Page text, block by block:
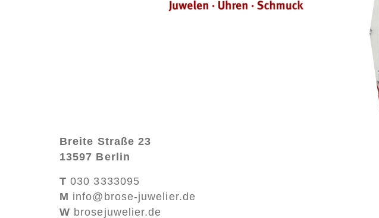
Breite Straße 23
13597 Berlin
T030 3333095
M info@brose-juwelier.de
W brosejuwelier.de